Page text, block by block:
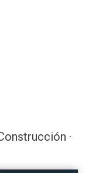
·